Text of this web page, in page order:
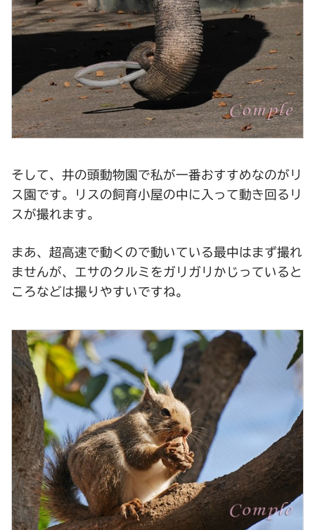
そして、井の頭動物園で私が一番おすすめなのがリ
ス園です。リスの飼育小屋の中に入って動き回るリ
スが撮れます。
まあ、超高速で動くので動いている最中はまず撮れ
ませんが、エサのクルミをガリガリかじっていると
ころなどは撮りやすいですね。